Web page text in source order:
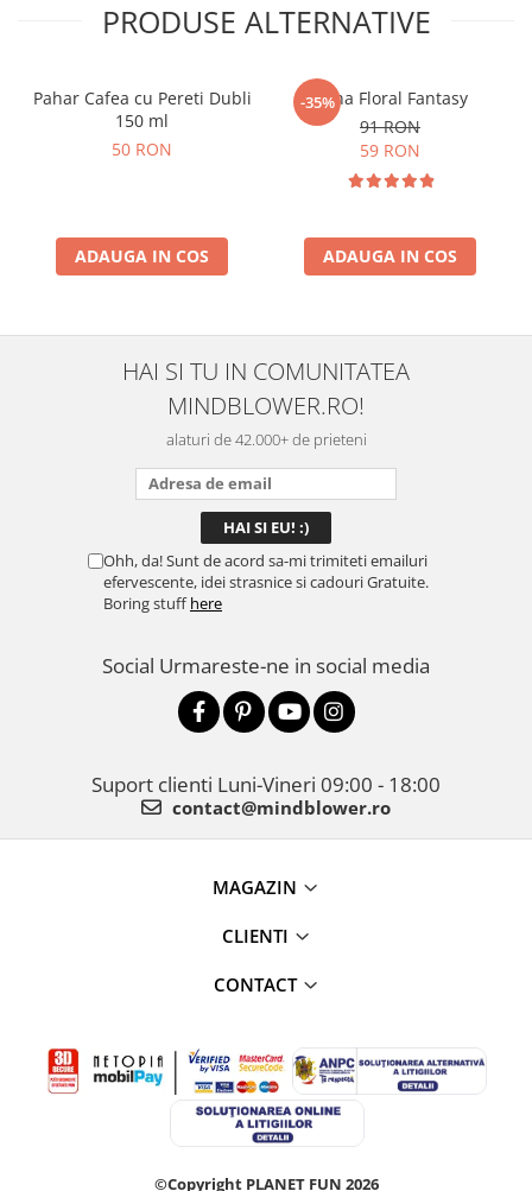
PRODUSE ALTERNATIVE
Pahar Cafea cu Pereti Dubli
150 ml
50 RON
ADAUGA IN COS
-35%
Cana Floral Fantasy
91 RON
59 RON
ADAUGA IN COS
HAI SI TU IN COMUNITATEA
MINDBLOWER.RO!
alaturi de 42.000+ de prieteni
Ohh, da! Sunt de acord sa-mi trimiteti emailuri
efervescente, idei strasnice si cadouri Gratuite.
Boring stuffhere
Social Urmareste-ne in social media
Suport clienti Luni-Vineri 09:00 - 18:00
contact@mindblower.ro
MAGAZIN
CLIENTI
CONTACT
©Copyright PLANET FUN 2026